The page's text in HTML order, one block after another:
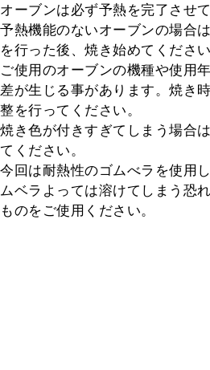
オーブンは必ず予熱を完了させ
予熱機能のないオーブンの場合
を行った後、焼き始めてください
ご使用のオーブンの機種や使用
差が生じる事があります。焼き
整を行ってください。
焼き色が付きすぎてしまう場合
てください。
今回は耐熱性のゴムべラを使用
ムベラよっては溶けてしまう恐
ものをご使用ください。